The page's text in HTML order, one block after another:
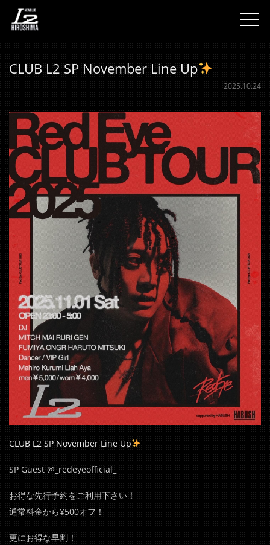
CLUB L2 SP November Line Up
2025.10.24
CLUB L2 SP November Line Up
SP Guest @_redeyeofficial_
お得な先行予約をご利用下さい！
通常料金から¥500オフ！
更にお得な早割！